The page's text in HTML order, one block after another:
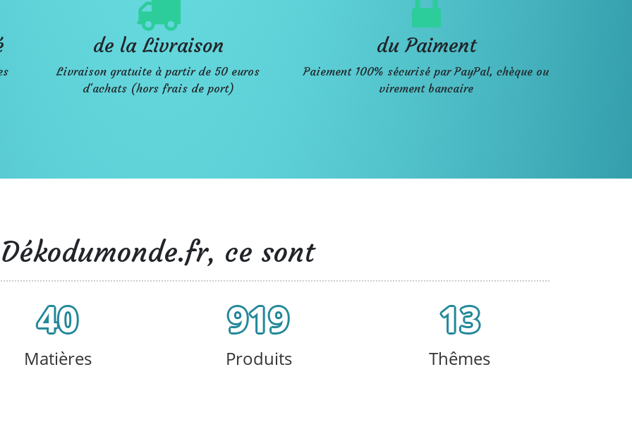
de la Livraison
Livraison gratuite à partir de 50 euros
d'achats (hors frais de port)
du Paiment
Paiement 100% sécurisé par PayPal, chèque ou
virement bancaire
Dékodumonde.fr, ce sont
40
Matières
919
Produits
13
Thêmes